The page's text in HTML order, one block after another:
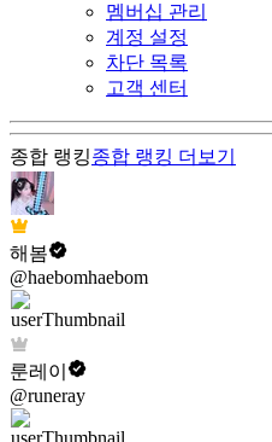
멤버십 관리
계정 설정
차단 목록
고객 센터
종합 랭킹종합 랭킹 더보기
해봄
@haebomhaebom
룬레이
@runeray